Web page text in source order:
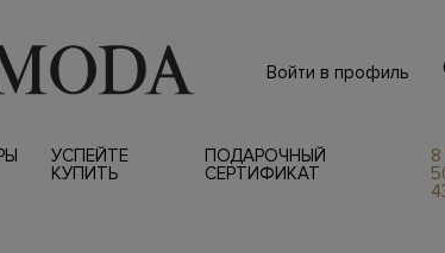
Войти в профиль
УСПЕЙТЕ
КУПИТЬ
ПОДАРОЧНЫЙ
СЕРТИФИКАТ
8